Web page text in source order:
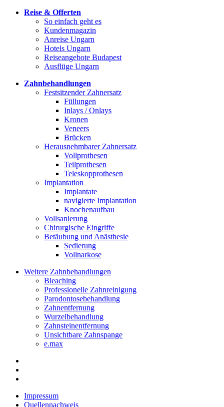
Reise & Offerten
So einfach geht es
Kundenmagazin
Anreise Ungarn
Hotels Ungarn
Reiseangebote Budapest
Ausflüge Ungarn
Zahnbehandlungen
Festsitzender Zahnersatz
Füllungen
Inlays / Onlays
Kronen
Veneers
Brücken
Herausnehmbarer Zahnersatz
Vollprothesen
Teilprothesen
Teleskopprothesen
Implantation
Implantate
navigierte Implantation
Knochenaufbau
Vollsanierung
Chirurgische Eingriffe
Betäubung und Anästhesie
Sedierung
Vollnarkose
Weitere Zahnbehandlungen
Bleaching
Professionelle Zahnreinigung
Parodontosebehandlung
Zahnentfernung
Wurzelbehandlung
Zahnsteinentfernung
Unsichtbare Zahnspange
e.max
Impressum
Quellennachweis